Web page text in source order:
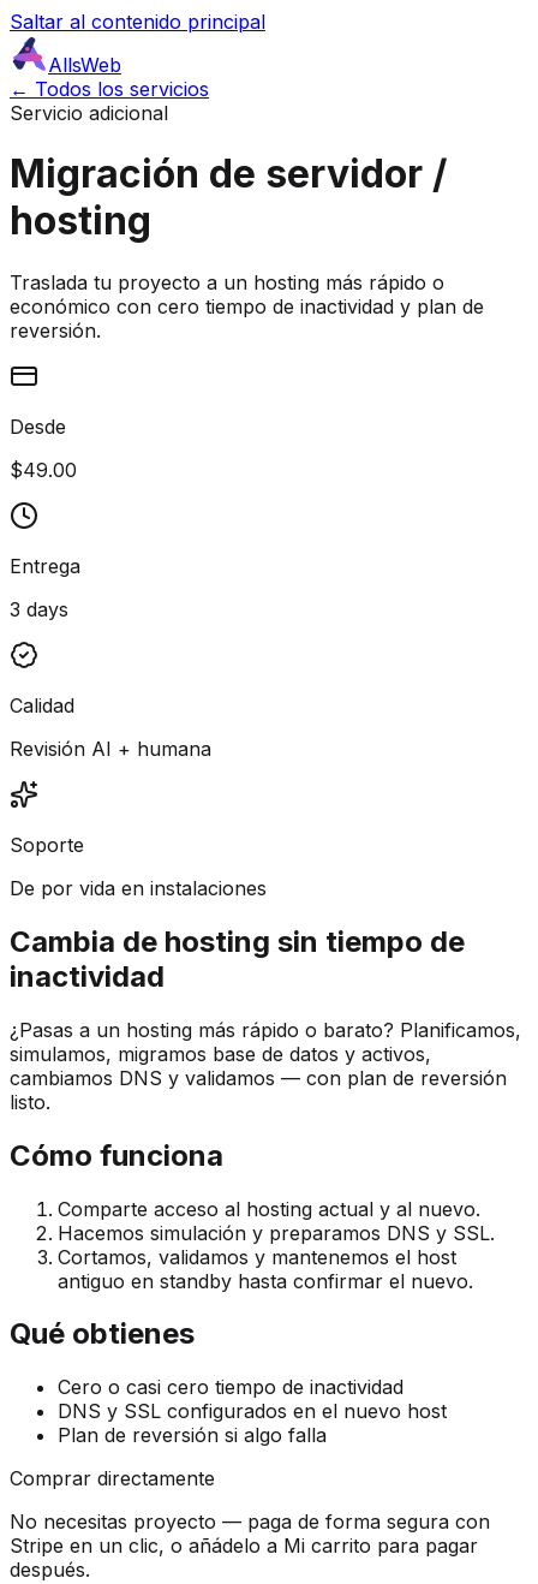
Saltar al contenido principal
AllsWeb
← Todos los servicios
Servicio adicional
Migración de servidor /
hosting
Traslada tu proyecto a un hosting más rápido o
económico con cero tiempo de inactividad y plan de
reversión.
Desde
$49.00
Entrega
3 days
Calidad
Revisión AI + humana
Soporte
De por vida en instalaciones
Cambia de hosting sin tiempo de
inactividad
¿Pasas a un hosting más rápido o barato? Planificamos,
simulamos, migramos base de datos y activos,
cambiamos DNS y validamos — con plan de reversión
listo.
Cómo funciona
Comparte acceso al hosting actual y al nuevo.
Hacemos simulación y preparamos DNS y SSL.
Cortamos, validamos y mantenemos el host
antiguo en standby hasta confirmar el nuevo.
Qué obtienes
Cero o casi cero tiempo de inactividad
DNS y SSL configurados en el nuevo host
Plan de reversión si algo falla
Comprar directamente
No necesitas proyecto — paga de forma segura con
Stripe en un clic, o añádelo a Mi carrito para pagar
después.